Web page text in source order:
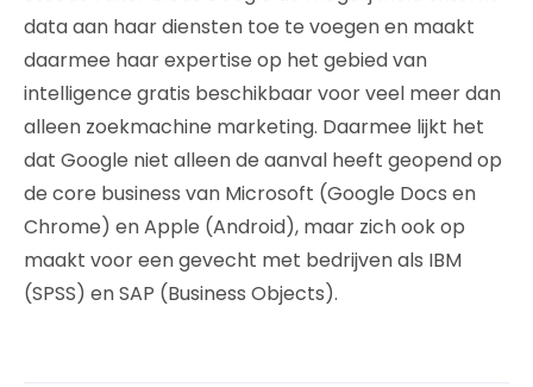
data aan haar diensten toe te voegen en maakt
daarmee haar expertise op het gebied van
intelligence gratis beschikbaar voor veel meer dan
alleen zoekmachine marketing. Daarmee lijkt het
dat Google niet alleen de aanval heeft geopend op
de core business van Microsoft (Google Docs en
Chrome) en Apple (Android), maar zich ook op
maakt voor een gevecht met bedrijven als IBM
(SPSS) en SAP (Business Objects).